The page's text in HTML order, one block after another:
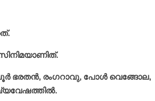
ഭരതന്‍, രംഗറാവു, പോള്‍ വെങ്ങോല,